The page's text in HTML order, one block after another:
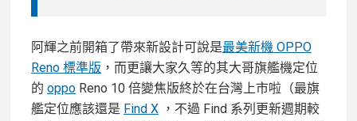
阿輝之前開箱了帶來新設計可說是最美新機 OPPO
Reno 標準版 ，而更讓大家久等的其大哥旗艦機定位
的 oppo Reno 10 倍變焦版終於在台灣上市啦（最旗
艦定位應該還是 Find X ，不過 Find 系列更新週期較